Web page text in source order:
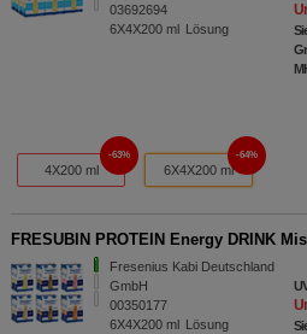
03692694
6X4X200 ml Lösung
4X200 ml
63%
6X4X200 ml
64%
FRESUBIN PROTEIN Energy DRINK
Fresenius Kabi Deutschland
GmbH
00350177
6X4X200 ml Lösung